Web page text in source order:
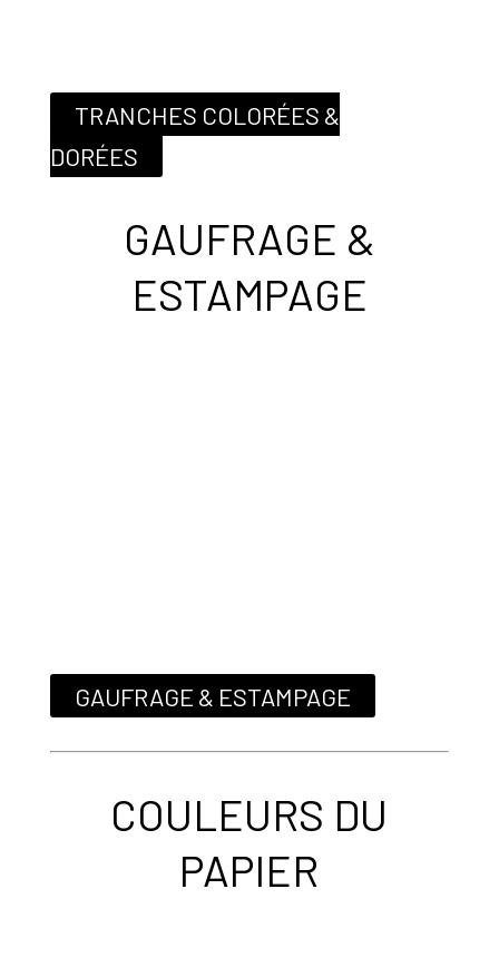
TRANCHES COLORÉES &
DORÉES
GAUFRAGE &
ESTAMPAGE
GAUFRAGE & ESTAMPAGE
COULEURS DU
PAPIER